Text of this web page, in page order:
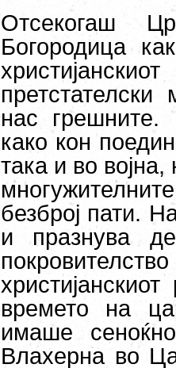
Отсекогаш
Богородица
нас
како кон
така и во
безброј пати.
и празнува
времето на
имаше
Влахерна во